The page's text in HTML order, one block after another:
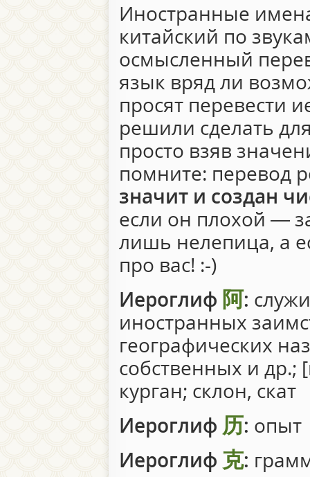
Иностранные
китайский по
осмысленный
язык вряд ли
просят перевести
решили сделать
просто взяв
помните: перевод
значит и создан
если он плохой —
лишь нелепица, а
про вас! :-)
Иероглиф 阿:
иностранных
географических
собственных и
курган; склон, скат
Иероглиф 历: опыт
Иероглиф 克: